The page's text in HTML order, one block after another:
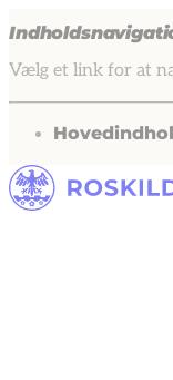
Vælg et link for at
gå til